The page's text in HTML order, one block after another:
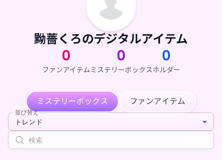
黝薔くろのデジタルアイテム
0
ファンアイテム
0
ミステリーボックス
0
ホルダー
ミステリーボックス ファンアイテム
並び替え
トレンド